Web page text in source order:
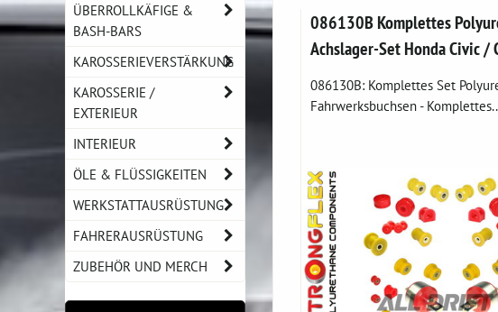
086130B Komplettes
Achslager-Set Honda Civic /
086130B: Komplettes Set
Fahrwerksbuchsen -
ÜBERROLLKÄFIGE &
BASH-BARS
KAROSSERIEVERSTÄRKUNG
KAROSSERIE /
EXTERIEUR
INTERIEUR
ÖLE & FLÜSSIGKEITEN
WERKSTATTAUSRÜSTUNG
FAHRERAUSRÜSTUNG
ZUBEHÖR UND MERCH